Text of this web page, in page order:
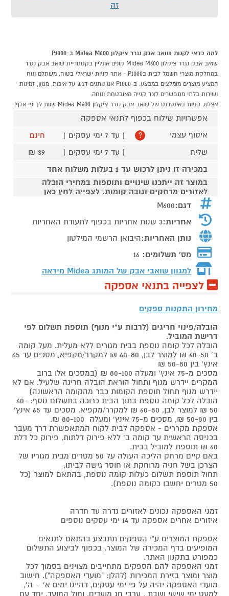
זה
למה כדאי לקנות שואב אבק נגרר ציקלון Midea M600 ב-P1000
שואב אבק נגרר ציקלון Midea M600 קונים אונליין בקטגוריית שואב אבק נגרר
במחלקת מוצרי חשמל לבית בP1000 - אתר קניות ישראלי בטוח, משתלם ונוח
המציע מוצרים מומלצים במבצע. ב-P1000 אנו נותנים דגש על איכות, מגוון, זמינות
ושירות בלתי מתפשרים לצד קנייה מאובטחת ונוחה.
אצלנו, קניות באינטרנט של שואב אבק נגרר ציקלון Midea M600 שוות לך פי אלף!
אפשרויות שילוח בכפוף לתנאי אספקה
איסוף עצמי
? | עד 7 ימי עסקים |
חינם
שליח
| עד 7 ימי עסקים |
39 ₪
במכירה זו ניתן לרכוש עד 1 בעלות משלוח אחד
במוצר זה ייתכנו שינויים ותוספות במחירי הובלה
לאזורים מרחקים וגובה קומות. לצפייה לחץ כאן
דגם:M600
אחריות:3 שנות אחריות בכפוף לתעודת האחריות
נותן האחריות:היבואן הרשמי המילטון
מס' תשלומים: 16
למגוון שואבי אבק של המותג Midea מידאה
לצפייה בתנאי אספקה
מחירון התקנות ספקים
הובלה/פינוי חריגים (לרבות ע"י מנוף) תוספת תשלום לפי
דרישת המוביל.
הובלה לכל קומה נוספת בבית מגורים ללא מעלית. מעל קומה
ב' 40-50 ₪ למוצר לבן, 60-80 ₪ למקרר/מקפיא, מסכים עד 65
אינץ' בין 50-80 ₪
מסכים מ-75 אינץ' ומעלה 80-100 ₪ (במסכים אלו ברוב
המקרים יידרש מנוף ותחול הוראת הובלה חריגה שלעיל. אם לא
יידרש מנוף תחול תוספת הקומות כבר מהקומה הראשונה)
הובלה לכל קומה נוספת בתוך הבית כרוכה בתשלום נוסף: 40-
50 ₪ למוצר לבן, 60-80 ₪ למקרר/מקפיא, מסכים עד 65 אינץ'
בין 50-80 ₪, מסכים מ-75 אינץ' ומעלה 80-100 ₪.
אספקת מקררים - אספקה לבית לקוח המתאפשרת דרך מעבר
בכניסה הראשית עד קומה ב' ללא פירוק דלתות, פירוק כל דלת
60 ₪ תוספת למוביל בבית.
באם קיים מרחק הליכה העולה על 50 מטרים מבית מגוריו של
הצרכן בשל חניה מרוחקת או חוסר גישה לביתו,
תחול תוספת תשלום כעלות קומה נוספת, בהתאם למוצר (כל
50 מטרים יחשבו כקומה נוספת).
זמני האספקה נכונים לאזורים גדרה עד חדרה
איזורים אחרים אספקה עד 14 ימי עסקים נוספים
אספקת המוצרים ע"י הספקים תתבצע בהתאם לתנאים
המופיעים בדף המכירה של המוצר, בכפוף לביצוע התשלום
כמפורט בתקנון האתר.
זמני האספקה להם הספקים מתחייבים מצוינים בסמוך לכל
מוצר ומוצר בזירת המכירות (להלן: "מועדי האספקה"). חישוב
מועדי האספקה יהיה על פי ימי עסקים, דהיינו ימים א' – ה',